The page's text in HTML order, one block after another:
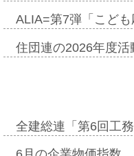
ALIA=第7弾「こど
住団連の2026年度
全建総連「第6回工